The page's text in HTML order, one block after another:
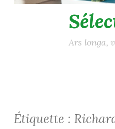
Ars longa,
Étiquette :